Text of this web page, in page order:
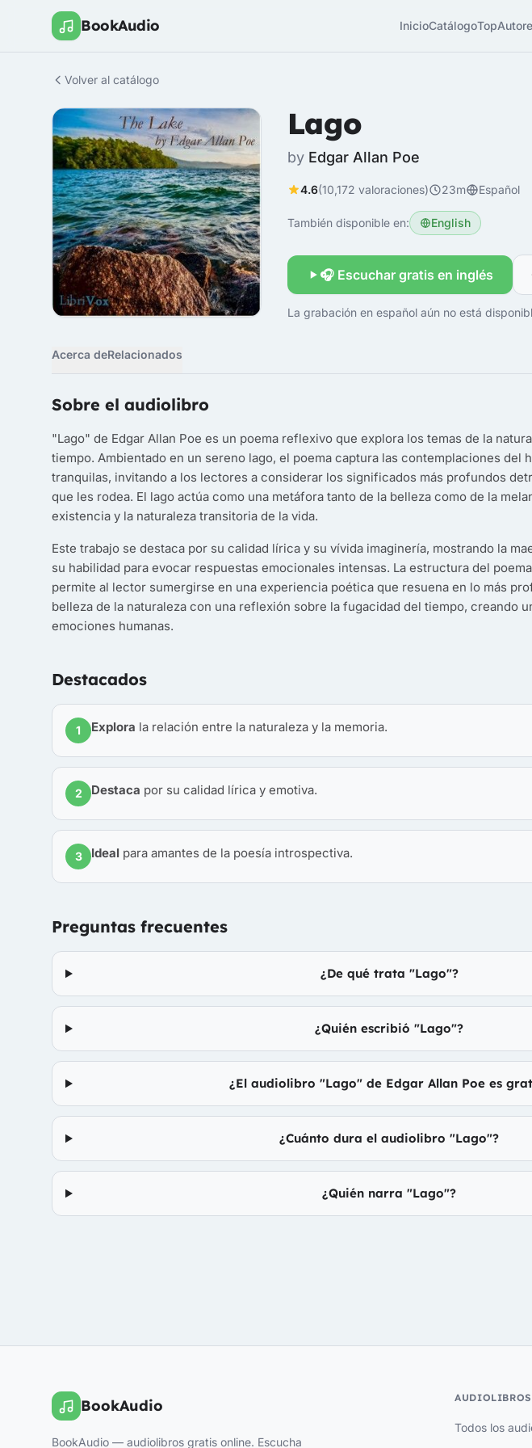
BookAudio InicioCatálogoTop
Volver al catálogo
Lago
by Edgar Allan Poe
4.6(10,172 valoraciones) 23m Español
También disponible en: English
🎧 Escuchar gratis en inglés
La grabación en español aún no está
Acerca deRelacionados
Sobre el audiolibro
"Lago" de Edgar Allan Poe es un poema reflexivo que explora los temas de la
tiempo. Ambientado en un sereno lago, el poema captura las contemplaciones del
tranquilas, invitando a los lectores a considerar los significados más profundos
que les rodea. El lago actúa como una metáfora tanto de la belleza como de la
existencia y la naturaleza transitoria de la vida.
Este trabajo se destaca por su calidad lírica y su vívida imaginería, mostrando la
su habilidad para evocar respuestas emocionales intensas. La estructura del
permite al lector sumergirse en una experiencia poética que resuena en lo más
belleza de la naturaleza con una reflexión sobre la fugacidad del tiempo, creando
emociones humanas.
Destacados
1 Explora la relación entre la naturaleza y la memoria.
2 Destaca por su calidad lírica y emotiva.
3 Ideal para amantes de la poesía introspectiva.
Preguntas frecuentes
¿De qué trata "Lago"?
¿Quién escribió "Lago"?
¿El audiolibro "Lago" de Edgar Allan Poe es
¿Cuánto dura el audiolibro "Lago"?
¿Quién narra "Lago"?
BookAudio
BookAudio — audiolibros gratis online. Escucha
AUDIOLIBROS
Todos los